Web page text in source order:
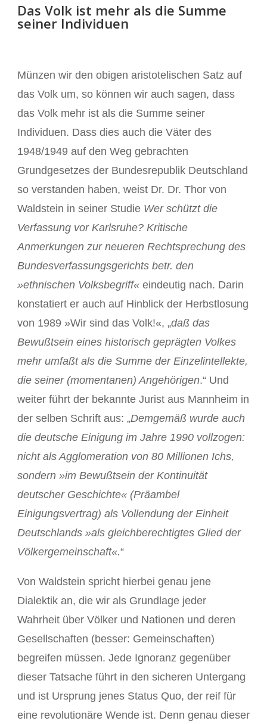
Das Volk ist mehr als die Summe
seiner Individuen
Münzen wir den obigen aristotelischen Satz auf
das Volk um, so können wir auch sagen, dass
das Volk mehr ist als die Summe seiner
Individuen. Dass dies auch die Väter des
1948/1949 auf den Weg gebrachten
Grundgesetzes der Bundesrepublik Deutschland
so verstanden haben, weist Dr. Dr. Thor von
Waldstein in seiner Studie Wer schützt die
Verfassung vor Karlsruhe? Kritische
Anmerkungen zur neueren Rechtsprechung des
Bundesverfassungsgerichts betr. den
»ethnischen Volksbegriff«eindeutig nach. Darin
konstatiert er auch auf Hinblick der Herbstlosung
von 1989 »Wir sind das Volk!«, „daß das
Bewußtsein eines historisch geprägten Volkes
mehr umfaßt als die Summe der Einzelintellekte,
die seiner (momentanen) Angehörigen.“ Und
weiter führt der bekannte Jurist aus Mannheim in
der selben Schrift aus: „Demgemäß wurde auch
die deutsche Einigung im Jahre 1990 vollzogen:
nicht als Agglomeration von 80 Millionen Ichs,
sondern »im Bewußtsein der Kontinuität
deutscher Geschichte« (Präambel
Einigungsvertrag) als Vollendung der Einheit
Deutschlands »als gleichberechtigtes Glied der
Völkergemeinschaft«.“
Von Waldstein spricht hierbei genau jene
Dialektik an, die wir als Grundlage jeder
Wahrheit über Völker und Nationen und deren
Gesellschaften (besser: Gemeinschaften)
begreifen müssen. Jede Ignoranz gegenüber
dieser Tatsache führt in den sicheren Untergang
und ist Ursprung jenes Status Quo, der reif für
eine revolutionäre Wende ist. Denn genau dieser